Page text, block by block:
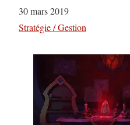
Date
30 mars 2019
Par rapport à
Stratégie / Gestion